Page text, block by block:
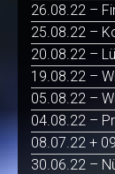
26.08.22 –
25.08.22 –
20.08.22 –
19.08.22 –
05.08.22 –
04.08.22 –
08.07.22 +
30.06.22 –